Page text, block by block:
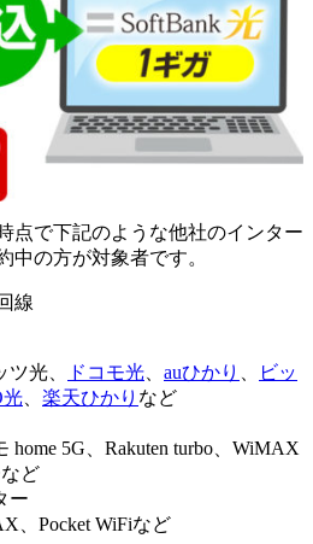
点で下記のような他社のインター
中の方が対象者です。
線
ツ光、 ドコモ光 auひかり
ビッ
光 楽天ひかり など
home 5G、Rakuten turbo、WiMAX
ど
ー
、Pocket WiFiなど